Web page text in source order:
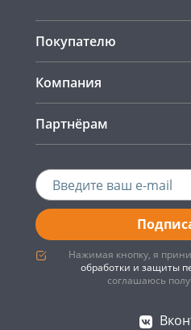
Покупателю
Компания
Партнёрам
Нажимая кнопку, я
обработки и защиты
соглашаюсь